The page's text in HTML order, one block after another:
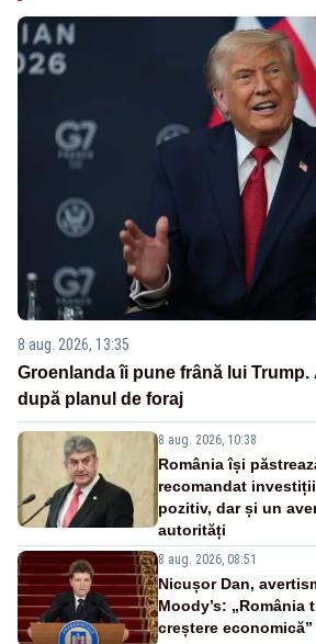
8 aug. 2026, 13:35
Groenlanda îi pune frână lui
după planul de foraj
8 aug. 2026, 10:38
România își
recomandat
pozitiv, dar și un
autorități
8 aug. 2026, 08:51
Nicușor Dan,
Moody’s: „România
creștere economică”